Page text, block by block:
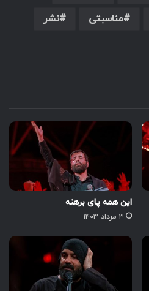
مناسبتی
نشر
این همه پای برهنه
۳ مرداد ۱۴۰۳